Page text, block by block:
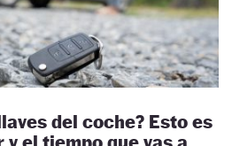
del coche? Esto es